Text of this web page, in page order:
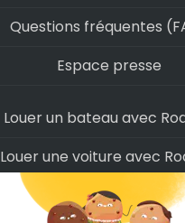
Questions fréquentes
Espace presse
Louer un bateau avec
Louer une voiture avec
Louer une moto avec